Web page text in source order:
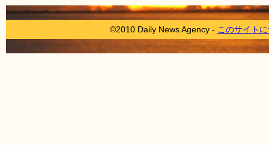
©2010 Daily News Agency - このサイト